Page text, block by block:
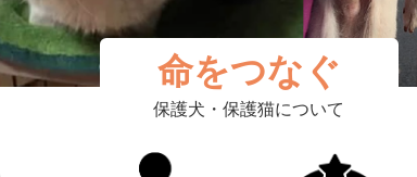
命をつなぐ
保護犬・保護猫について